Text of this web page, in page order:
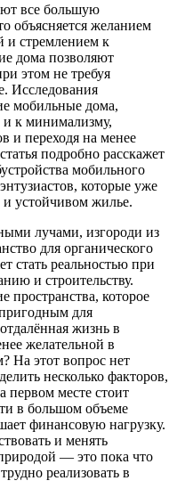
все большую
объясняется желанием
и стремлением к
дома позволяют
этом не требуя
Исследования
мобильные дома,
и к минимализму,
и переходя на менее
подробно расскажет
мобильного
которые уже
и устойчивом жилье.
лучами, изгороди из
для органического
стать реальностью при
и строительству.
пространства, которое
для
жизнь в
желательной в
На этот вопрос нет
несколько факторов,
первом месте стоит
в большом объеме
финансовую нагрузку.
и менять
— это пока что
реализовать в